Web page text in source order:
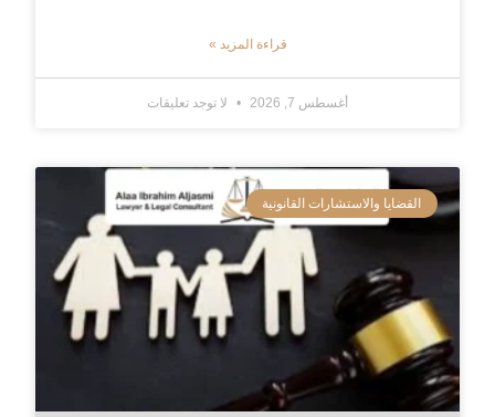
قراءة المزيد »
أغسطس 7, 2026 لا توجد تعليقات
القضايا والاستشارات القانونية